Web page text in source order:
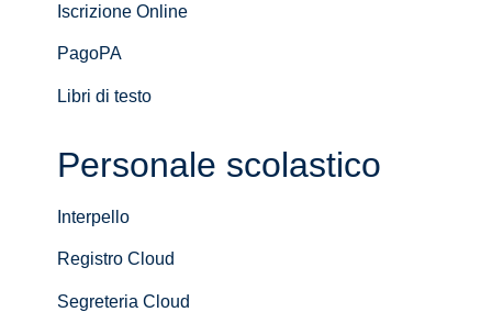
Iscrizione Online
PagoPA
Libri di testo
Personale scolastico
Interpello
Registro Cloud
Segreteria Cloud